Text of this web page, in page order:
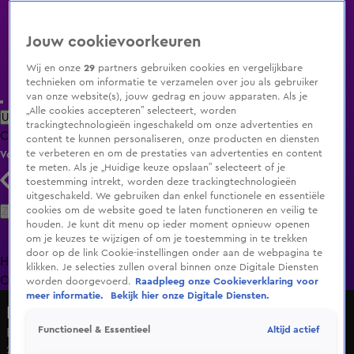
Uitzending Gemist Populaire programma's Zenders Genres
ClipsFilmsRadioSmart TV inlogShop
Volg KIJK
Zoeken
HomeUitzending Gemist Programma's De Bondgenoten
OranjezomerLivestreamsShop
Ex-gangster opent inloophuis voor jongeren in Zwolle
21 juni 2025, 22:47
Jouw cookievoorkeuren
Wij en onze29 partners gebruiken cookies en vergelijkbare
technieken om informatie te verzamelen over jou als gebruiker
van onze website(s), jouw gedrag en jouw apparaten. Als je
„Alle cookies accepteren” selecteert, worden
trackingtechnologieën ingeschakeld om onze advertenties en
content te kunnen personaliseren, onze producten en diensten
te verbeteren en om de prestaties van advertenties en content
te meten. Als je „Huidige keuze opslaan” selecteert of je
toestemming intrekt, worden deze trackingtechnologieën
uitgeschakeld. We gebruiken dan enkel functionele en essentiële
cookies om de website goed te laten functioneren en veilig te
houden. Je kunt dit menu op ieder moment opnieuw openen
om je keuzes te wijzigen of om je toestemming in te trekken
door op de link Cookie-instellingen onder aan de webpagina te
klikken. Je selecties zullen overal binnen onze Digitale Diensten
worden doorgevoerd.
Raadpleeg onze Cookieverklaring voor
meer informatie.
Bekijk hier onze Digitale Diensten.
Functioneel & Essentieel Altijd actief